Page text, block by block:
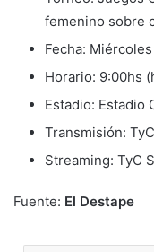
femenino sobre
Fecha:
Horario: 9:00hs
Estadio: Estadio
Transmisión:
Streaming: TyC
Fuente: El Destape